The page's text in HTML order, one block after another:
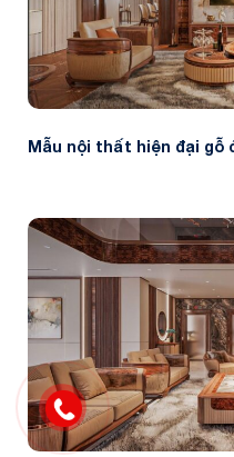
Mẫu nội thất hiện đại gỗ